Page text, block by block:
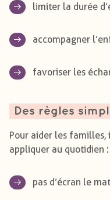
limiter la durée
accompagner
favoriser les
Des règles
Pour aider les familles,
appliquer au quotidien :
pas d’écran le